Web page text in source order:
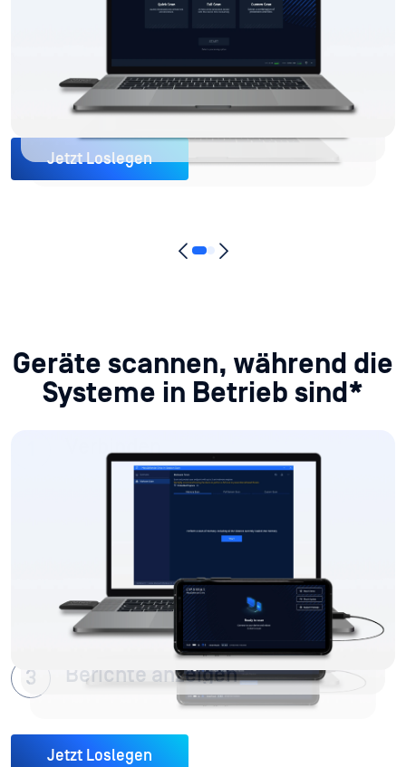
Jetzt Loslegen
Scan ausführen
Berichte anzeigen
Geräte scannen, während die
Systeme in Betrieb sind*
Verbinden
MetaDefender Drive an das ZielgerätDrive , während
das Betriebssystem läuft. Es ist weder eine
Scan während des laufenden
Betriebs durchführen
Berichte anzeigen
Jetzt Loslegen